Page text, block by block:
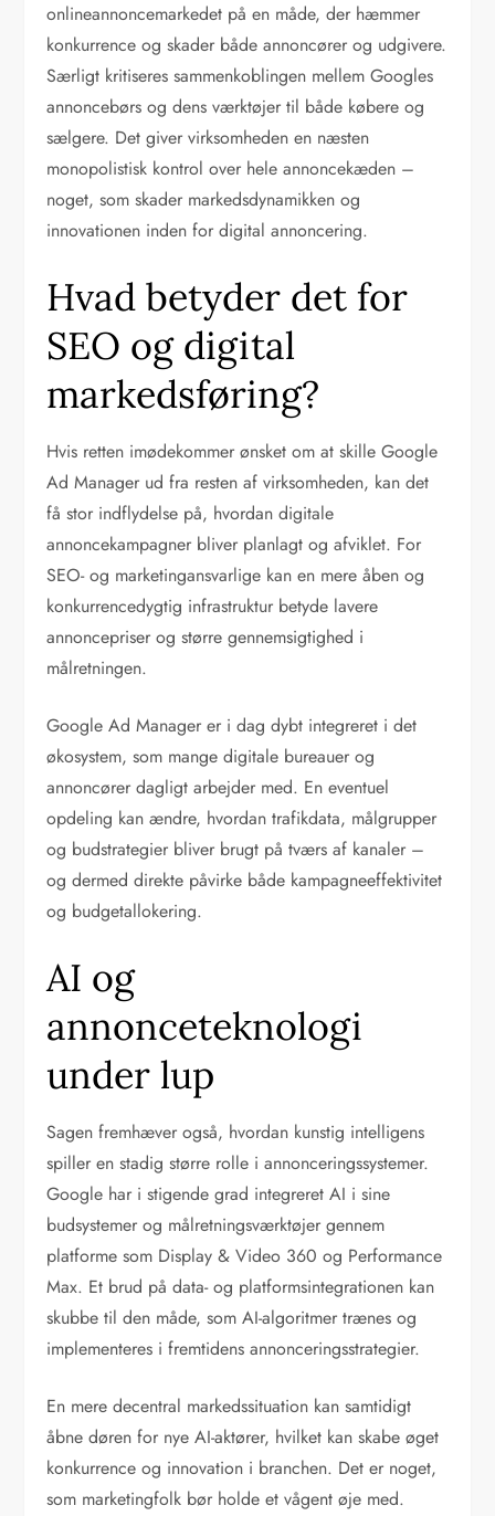
onlineannoncemarkedet på en måde, der hæmmer
konkurrence og skader både annoncører og udgivere.
Særligt kritiseres sammenkoblingen mellem Googles
annoncebørs og dens værktøjer til både købere og
sælgere. Det giver virksomheden en næsten
monopolistisk kontrol over hele annoncekæden –
noget, som skader markedsdynamikken og
innovationen inden for digital annoncering.
Hvad betyder det for
SEO og digital
markedsføring?
Hvis retten imødekommer ønsket om at skille Google
Ad Manager ud fra resten af virksomheden, kan det
få stor indflydelse på, hvordan digitale
annoncekampagner bliver planlagt og afviklet. For
SEO- og marketingansvarlige kan en mere åben og
konkurrencedygtig infrastruktur betyde lavere
annoncepriser og større gennemsigtighed i
målretningen.
Google Ad Manager er i dag dybt integreret i det
økosystem, som mange digitale bureauer og
annoncører dagligt arbejder med. En eventuel
opdeling kan ændre, hvordan trafikdata, målgrupper
og budstrategier bliver brugt på tværs af kanaler –
og dermed direkte påvirke både kampagneeffektivitet
og budgetallokering.
AI og
annonceteknologi
under lup
Sagen fremhæver også, hvordan kunstig intelligens
spiller en stadig større rolle i annonceringssystemer.
Google har i stigende grad integreret AI i sine
budsystemer og målretningsværktøjer gennem
platforme som Display & Video 360 og Performance
Max. Et brud på data- og platformsintegrationen kan
skubbe til den måde, som AI-algoritmer trænes og
implementeres i fremtidens annonceringsstrategier.
En mere decentral markedssituation kan samtidigt
åbne døren for nye AI-aktører, hvilket kan skabe øget
konkurrence og innovation i branchen. Det er noget,
som marketingfolk bør holde et vågent øje med.